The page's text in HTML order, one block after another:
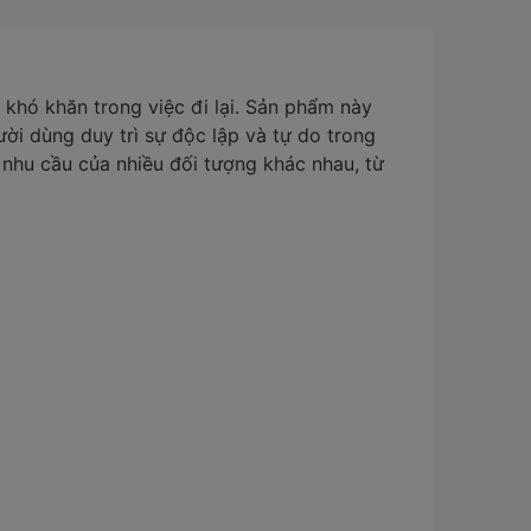
khăn trong việc đi lại. Sản phẩm này
dùng duy trì sự độc lập và tự do trong
cầu của nhiều đối tượng khác nhau, từ